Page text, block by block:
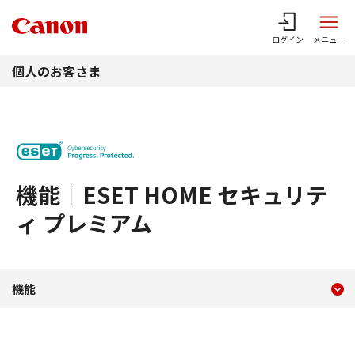
ログイン メニュー
個人のお客さま
機能｜ESET HOME セキュリテ
ィ プレミアム
機能｜ESET HOME セキ
機能